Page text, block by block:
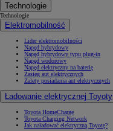
Technologie
Technologie
Elektromobilność
Lider elektromobilności
Napęd hybrydowy
Napęd hybrydowy typu plug-in
Napęd wodorowy
Napęd elektryczny na baterię
Zasięg aut elektrycznych
Zalety posiadania aut elektrycznych
Ładowanie elektrycznej Toyoty
Toyota HomeCharge
Toyota Charging Network
Jak naładować elektryczną Toyotę?